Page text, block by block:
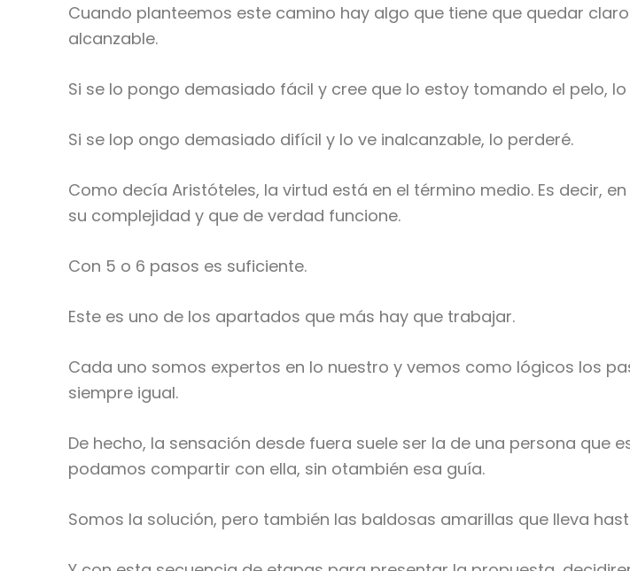
Cuando planteemos este camino hay algo que tiene que quedar
alcanzable.
Si se lo pongo demasiado fácil y cree que lo estoy tomando el pelo, lo
Si se lop ongo demasiado difícil y lo ve inalcanzable, lo perderé.
Como decía Aristóteles, la virtud está en el término medio. Es decir,
su complejidad y que de verdad funcione.
Con 5 o 6 pasos es suficiente.
Este es uno de los apartados que más hay que trabajar.
Cada uno somos expertos en lo nuestro y vemos como lógicos los
siempre igual.
De hecho, la sensación desde fuera suele ser la de una persona
podamos compartir con ella, sin otambién esa guía.
Somos la solución, pero también las baldosas amarillas que lleva